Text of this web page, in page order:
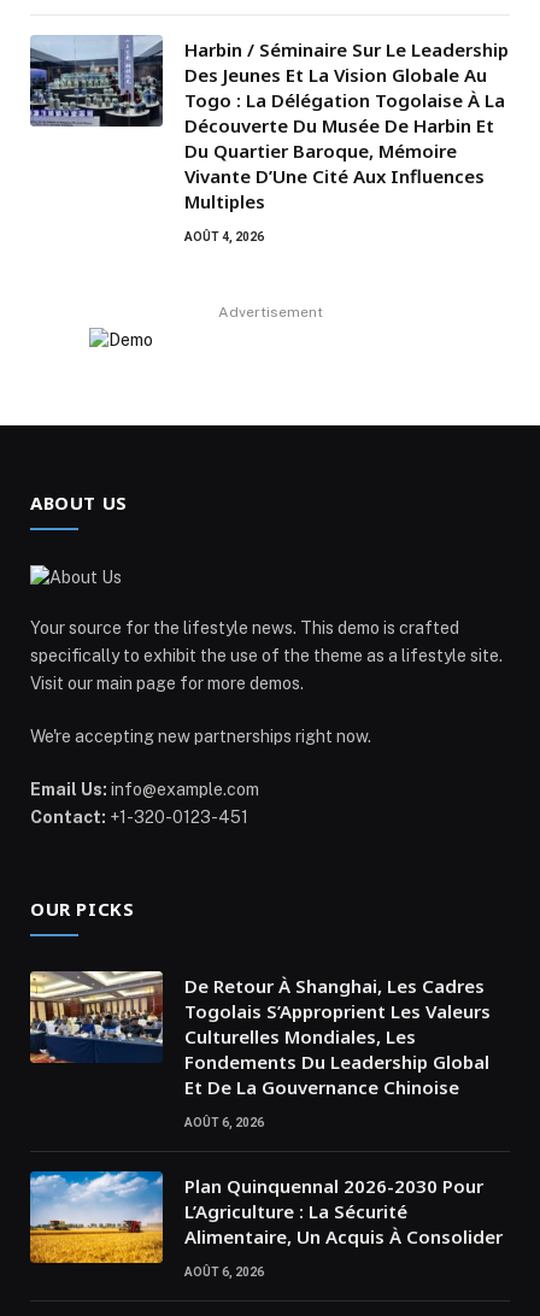
Harbin / Séminaire Sur Le Leadership
Des Jeunes Et La Vision Globale Au
Togo : La Délégation Togolaise À La
Découverte Du Musée De Harbin Et
Du Quartier Baroque, Mémoire
Vivante D’Une Cité Aux Influences
Multiples
AOÛT 4, 2026
Advertisement
ABOUT US
Your source for the lifestyle news. This demo is crafted
specifically to exhibit the use of the theme as a lifestyle site.
Visit our main page for more demos.
We're accepting new partnerships right now.
Email Us: info@example.com
Contact: +1-320-0123-451
OUR PICKS
De Retour À Shanghai, Les Cadres
Togolais S’Approprient Les Valeurs
Culturelles Mondiales, Les
Fondements Du Leadership Global
Et De La Gouvernance Chinoise
AOÛT 6, 2026
Plan Quinquennal 2026-2030 Pour
L’Agriculture : La Sécurité
Alimentaire, Un Acquis À Consolider
AOÛT 6, 2026